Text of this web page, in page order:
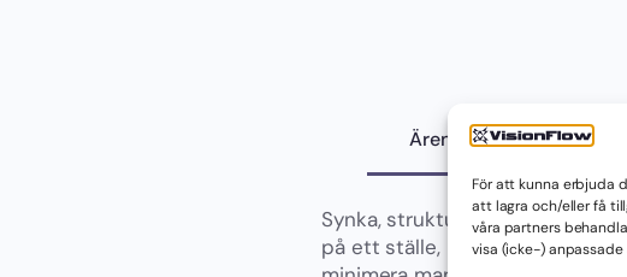
För att kunna erbjuda
att lagra och/eller få
våra partners
visa (icke-) anpassade
Ärendehantering
Synka, strukturera och
på ett ställe, kategoriseras